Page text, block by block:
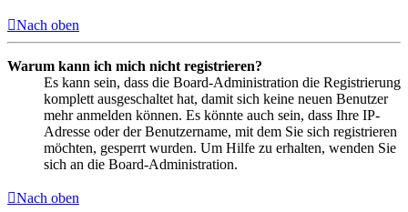
Nach oben
Warum kann ich mich nicht registrieren?
Es kann sein, dass die Board-Administration die Registrierung
komplett ausgeschaltet hat, damit sich keine neuen Benutzer
mehr anmelden können. Es könnte auch sein, dass Ihre IP-
Adresse oder der Benutzername, mit dem Sie sich registrieren
möchten, gesperrt wurden. Um Hilfe zu erhalten, wenden Sie
sich an die Board-Administration.
Nach oben